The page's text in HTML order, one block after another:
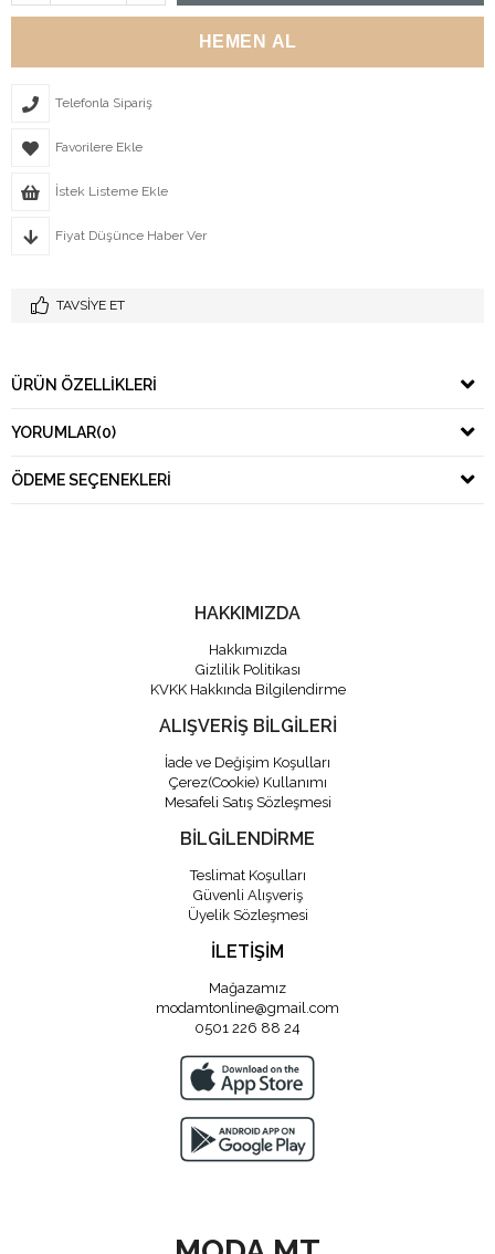
Telefonla Sipariş
Favorilere Ekle
İstek Listeme Ekle
Fiyat Düşünce Haber Ver
TAVSIYE ET
ÜRÜN ÖZELLIKLERI
YORUMLAR(0)
ÖDEME SEÇENEKLERI
HAKKIMIZDA
Hakkımızda
Gizlilik Politikası
KVKK Hakkında Bilgilendirme
ALIŞVERİŞ BİLGİLERİ
İade ve Değişim Koşulları
Çerez(Cookie) Kullanımı
Mesafeli Satış Sözleşmesi
BİLGİLENDİRME
Teslimat Koşulları
Güvenli Alışveriş
Üyelik Sözleşmesi
İLETİŞİM
Mağazamız
modamtonline@gmail.com
0501 226 88 24